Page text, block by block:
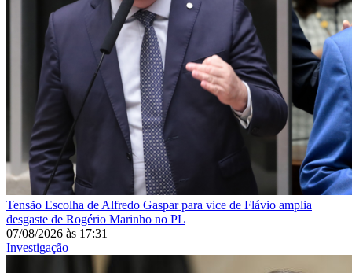
Tensão Escolha de Alfredo Gaspar para vice de Flávio amplia
desgaste de Rogério Marinho no PL
07/08/2026 às 17:31
Investigação